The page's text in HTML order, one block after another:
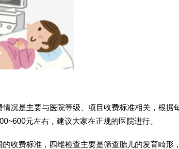
况是主要与医院等级、项目收费标准相关，根据
元左右，建议大家在正规的医院进行。
收费标准，四维检查主要是筛查胎儿的发育畸形